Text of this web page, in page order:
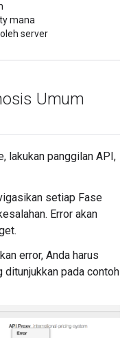
mana
server
Umum
lakukan panggilan API,
setiap Fase
Error akan
error, Anda harus
pada contoh